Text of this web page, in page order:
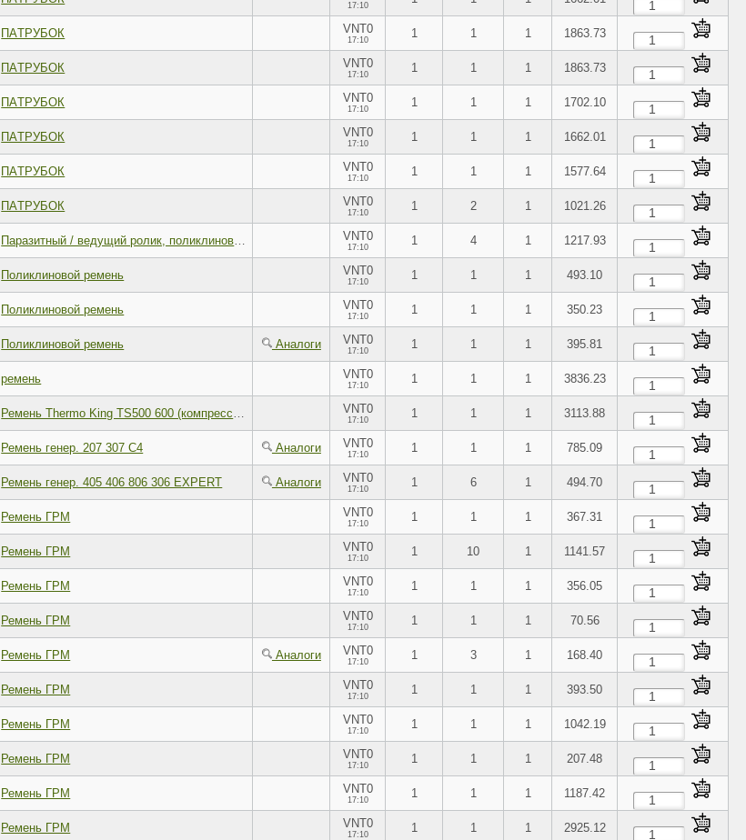
17:10
ПAТРУБОК VNT0
17:10 1 1 1 1863.73
ПAТРУБОК VNT0
17:10 1 1 1 1863.73
ПAТРУБОК VNT0
17:10 1 1 1 1702.10
ПAТРУБОК VNT0
17:10 1 1 1 1662.01
ПAТРУБОК VNT0
17:10 1 1 1 1577.64
ПAТРУБОК VNT0
17:10 1 2 1 1021.26
Паразитный / ведущий ролик, поликлиновой ремень VNT0
17:10 1 4 1 1217.93
Поликлиновой ремень VNT0
17:10 1 1 1 493.10
Поликлиновой ремень VNT0
17:10 1 1 1 350.23
Поликлиновой ремень Аналоги VNT0
17:10 1 1 1 395.81
ремень VNT0
17:10 1 1 1 3836.23
Ремень Thermo King TS500 600 (компрессора) (DAYCO) VNT0
17:10 1 1 1 3113.88
Ремень генер. 207 307 C4 Аналоги VNT0
17:10 1 1 1 785.09
Ремень генер. 405 406 806 306 EXPERT Аналоги VNT0
17:10 1 6 1 494.70
Ремень ГРМ VNT0
17:10 1 1 1 367.31
Ремень ГРМ VNT0
17:10 1 10 1 1141.57
Ремень ГРМ VNT0
17:10 1 1 1 356.05
Ремень ГРМ VNT0
17:10 1 1 1 70.56
Ремень ГРМ Аналоги VNT0
17:10 1 3 1 168.40
Ремень ГРМ VNT0
17:10 1 1 1 393.50
Ремень ГРМ VNT0
17:10 1 1 1 1042.19
Ремень ГРМ VNT0
17:10 1 1 1 207.48
Ремень ГРМ VNT0
17:10 1 1 1 1187.42
Ремень ГРМ VNT0
17:10 1 1 1 2925.12